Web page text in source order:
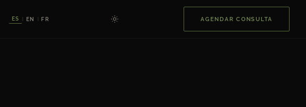
ES EN FR AGENDAR CONSULTA